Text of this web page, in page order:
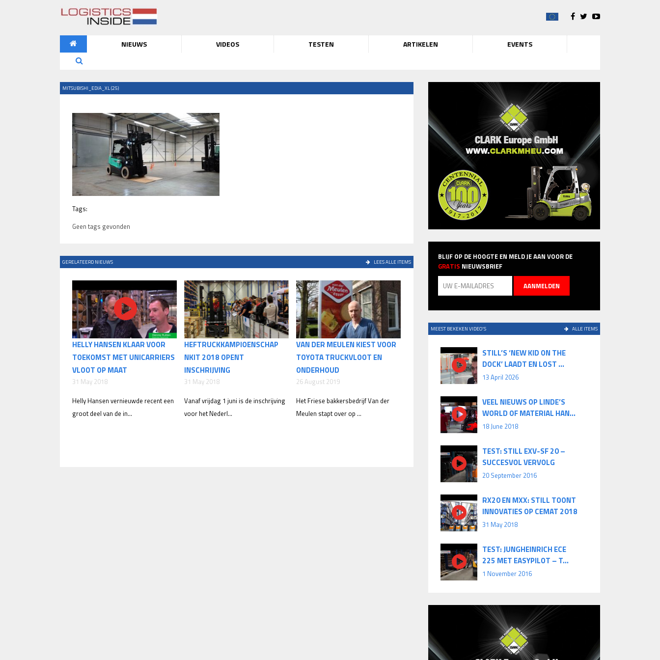
NIEUWS VIDEOS TESTEN ARTIKELEN EVENTS
MITSUBISHI_EDIA_XL (25)
Tags:
Geen tags gevonden
GERELATEERD NIEUWS LEES ALLE ITEMS
HELLY HANSEN KLAAR VOOR
TOEKOMST MET UNICARRIERS
VLOOT OP MAAT
31 May 2018
Helly Hansen vernieuwde recent een
groot deel van de in...
HEFTRUCKKAMPIOENSCHAP
NKIT 2018 OPENT
INSCHRIJVING
31 May 2018
Vanaf vrijdag 1 juni is de inschrijving
voor het Nederl...
VAN DER MEULEN KIEST VOOR
TOYOTA TRUCKVLOOT EN
ONDERHOUD
26 August 2019
Het Friese bakkersbedrijf Van der
Meulen stapt over op ...
BLIJF OP DE HOOGTE EN MELD JE AAN VOOR DE
GRATIS NIEUWSBRIEF
MEEST BEKEKEN VIDEO'S ALLE ITEMS
STILL’S ‘NEW KID ON THE
DOCK’ LAADT EN LOST ...
13 April 2026
VEEL NIEUWS OP LINDE’S
WORLD OF MATERIAL HAN...
18 June 2018
TEST: STILL EXV-SF 20 –
SUCCESVOL VERVOLG
20 September 2016
RX20 EN MXX: STILL TOONT
INNOVATIES OP CEMAT 2018
31 May 2018
TEST: JUNGHEINRICH ECE
225 MET EASYPILOT – T...
1 November 2016